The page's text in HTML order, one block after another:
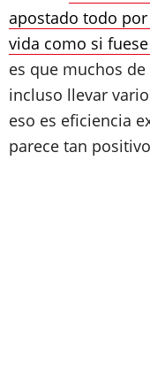
apostado todo
vida como si
es que muchos
incluso llevar
eso es eficiencia
parece tan